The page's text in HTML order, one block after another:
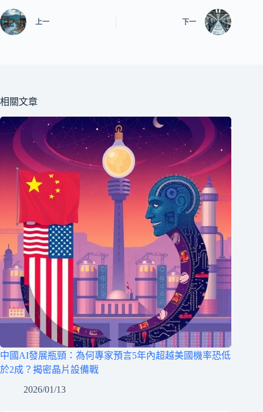
上一 下一
相關文章
中國AI發展瓶頸：為何專家預言5年內超越美國機率恐低
於2成？揭密晶片設備戰
2026/01/13